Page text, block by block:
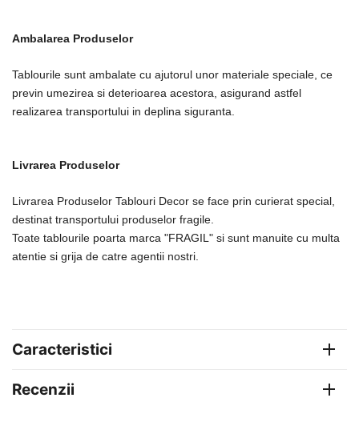
Ambalarea Produselor
Tablourile sunt ambalate cu ajutorul unor materiale speciale, ce
previn umezirea si deterioarea acestora, asigurand astfel
realizarea transportului in deplina siguranta.
Livrarea Produselor
Livrarea Produselor Tablouri Decor se face prin curierat special,
destinat transportului produselor fragile.
Toate tablourile poarta marca "FRAGIL" si sunt manuite cu multa
atentie si grija de catre agentii nostri.
Caracteristici
Recenzii